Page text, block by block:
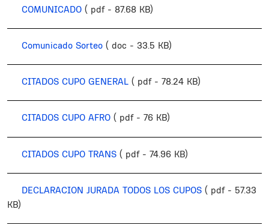
COMUNICADO ( pdf - 87.68 KB)
Comunicado Sorteo ( doc - 33.5 KB)
CITADOS CUPO GENERAL ( pdf - 78.24 KB)
CITADOS CUPO AFRO ( pdf - 76 KB)
CITADOS CUPO TRANS ( pdf - 74.96 KB)
DECLARACION JURADA TODOS LOS CUPOS ( pdf - 57.33
KB)